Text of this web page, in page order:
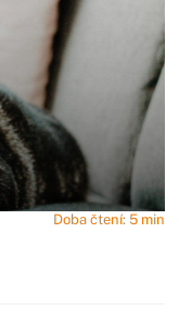
Doba čtení: 5 min